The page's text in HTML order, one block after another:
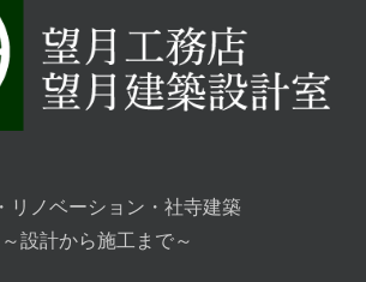
リノベーション・社寺建築
～設計から施工まで～